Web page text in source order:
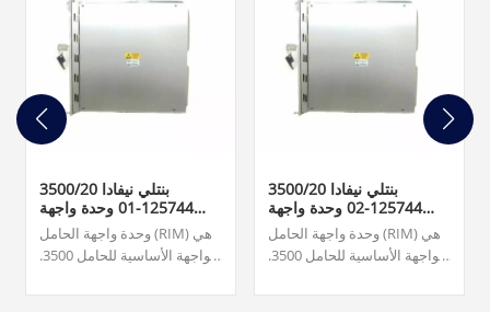
بنتلي نيفادا 3500/20
125744-01 وحدة واجهة
الرف TMR
وحدة واجهة الحامل (RIM) هي
الواجهة الأساسية للحامل 3500.
المستخدم لتكوين الحامل
بنتلي نيفادا 3500/20
125744-02 وحدة واجهة
الرف القياسية
وحدة واجهة الحامل (RIM) هي
الواجهة الأساسية للحامل 3500.
المستخدم لتكوين الحامل